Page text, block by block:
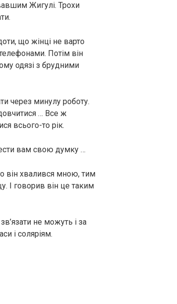
Жигулі. Трохи
що жінці не варто
Потім він
одязі з брудними
через минулу роботу.
… Все ж
всього-то рік.
вам свою думку …
він хвалився мною, тим
І говорив він це таким
не можуть і за
і соляріям.